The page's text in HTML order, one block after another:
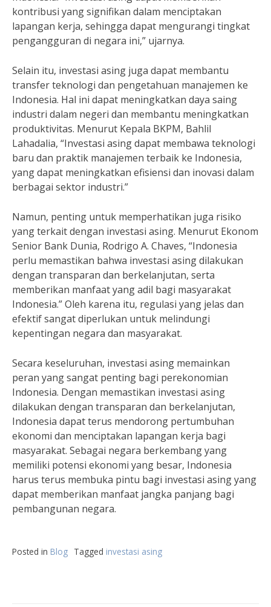
kontribusi yang signifikan dalam menciptakan
lapangan kerja, sehingga dapat mengurangi tingkat
pengangguran di negara ini,” ujarnya.
Selain itu, investasi asing juga dapat membantu
transfer teknologi dan pengetahuan manajemen ke
Indonesia. Hal ini dapat meningkatkan daya saing
industri dalam negeri dan membantu meningkatkan
produktivitas. Menurut Kepala BKPM, Bahlil
Lahadalia, “Investasi asing dapat membawa teknologi
baru dan praktik manajemen terbaik ke Indonesia,
yang dapat meningkatkan efisiensi dan inovasi dalam
berbagai sektor industri.”
Namun, penting untuk memperhatikan juga risiko
yang terkait dengan investasi asing. Menurut Ekonom
Senior Bank Dunia, Rodrigo A. Chaves, “Indonesia
perlu memastikan bahwa investasi asing dilakukan
dengan transparan dan berkelanjutan, serta
memberikan manfaat yang adil bagi masyarakat
Indonesia.” Oleh karena itu, regulasi yang jelas dan
efektif sangat diperlukan untuk melindungi
kepentingan negara dan masyarakat.
Secara keseluruhan, investasi asing memainkan
peran yang sangat penting bagi perekonomian
Indonesia. Dengan memastikan investasi asing
dilakukan dengan transparan dan berkelanjutan,
Indonesia dapat terus mendorong pertumbuhan
ekonomi dan menciptakan lapangan kerja bagi
masyarakat. Sebagai negara berkembang yang
memiliki potensi ekonomi yang besar, Indonesia
harus terus membuka pintu bagi investasi asing yang
dapat memberikan manfaat jangka panjang bagi
pembangunan negara.
Posted in Blog Tagged investasi asing